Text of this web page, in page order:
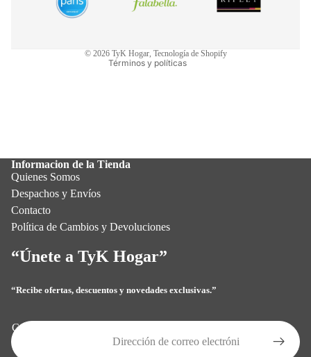
© 2026 TyK Hogar, Tecnología de Shopify
Términos y políticas
Términos del servicio
Informacion de la Tienda
Quienes Somos
Despachos y Envíos
Contacto
Política de Cambios y Devoluciones
“Únete a TyK Hogar”
“Recibe ofertas, descuentos y novedades exclusivas.”
Correo electrónico
Política de privacidad